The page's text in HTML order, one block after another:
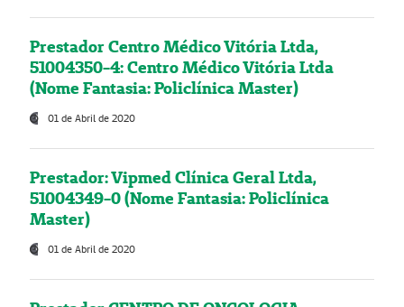
Prestador Centro Médico Vitória Ltda,
51004350-4: Centro Médico Vitória Ltda
(Nome Fantasia: Policlínica Master)
01 de Abril de 2020
Prestador: Vipmed Clínica Geral Ltda,
51004349-0 (Nome Fantasia: Policlínica
Master)
01 de Abril de 2020